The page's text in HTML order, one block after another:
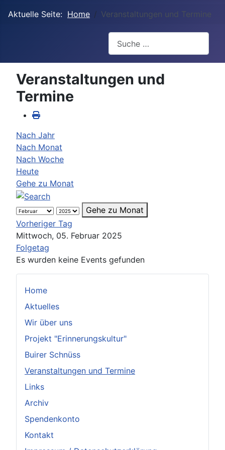
Aktuelle Seite: Home Veranstaltungen und Termine
Home
Aktuelles
Wir über uns
Projekt "Erinnerungskultur"
Buirer Schnüss
Veranstaltungen und Termine
Links
Archiv
Spendenkonto
Kontakt
Veranstaltungen und
Termine
Nach Jahr
Nach Monat
Nach Woche
Heute
Gehe zu Monat
Gehe zu Monat
Vorheriger Tag
Mittwoch, 05. Februar 2025
Folgetag
Es wurden keine Events gefunden